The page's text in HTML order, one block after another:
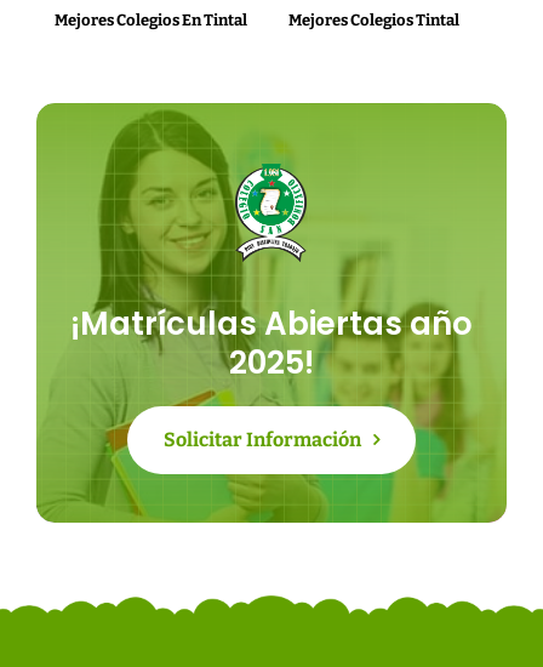
Mejores Colegios En Tintal Mejores Colegios Tintal
¡Matrículas Abiertas año
2025!
Solicitar Información